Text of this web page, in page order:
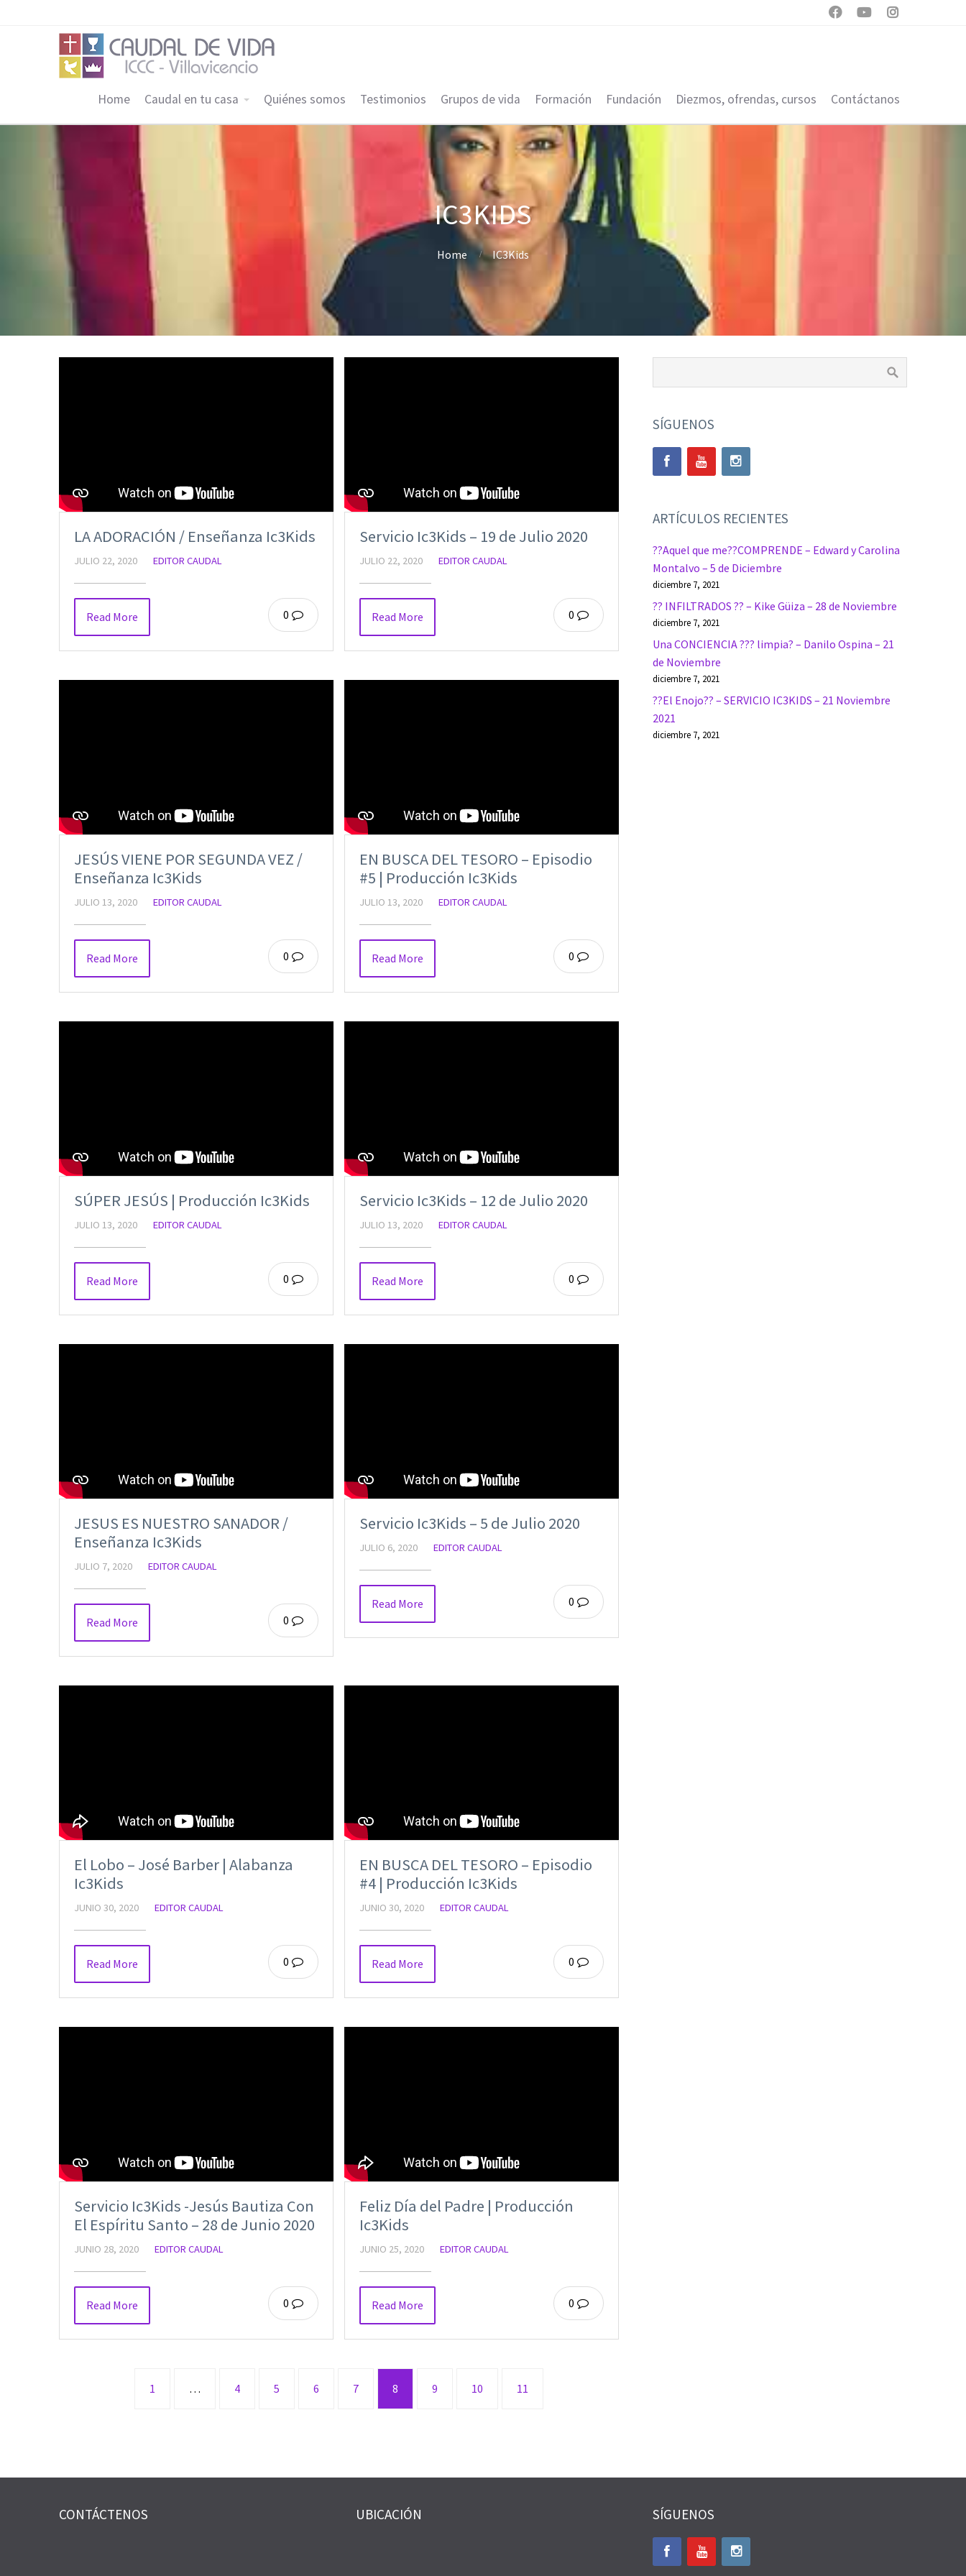
  
Home Caudal en tu casa Quiénes somos Testimonios Grupos de vida Formación Fundación Diezmos, ofrendas, cursos Contáctanos
IC3KIDS
Home IC3Kids
LA ADORACIÓN / Enseñanza Ic3Kids
JULIO 22, 2020 EDITOR CAUDAL
0
Read More
Servicio Ic3Kids – 19 de Julio 2020
JULIO 22, 2020 EDITOR CAUDAL
0
Read More
JESÚS VIENE POR SEGUNDA VEZ /
Enseñanza Ic3Kids
JULIO 13, 2020 EDITOR CAUDAL
0
Read More
EN BUSCA DEL TESORO – Episodio
#5 | Producción Ic3Kids
JULIO 13, 2020 EDITOR CAUDAL
0
Read More
SÚPER JESÚS | Producción Ic3Kids
JULIO 13, 2020 EDITOR CAUDAL
0
Read More
Servicio Ic3Kids – 12 de Julio 2020
JULIO 13, 2020 EDITOR CAUDAL
0
Read More
JESUS ES NUESTRO SANADOR /
Enseñanza Ic3Kids
JULIO 7, 2020 EDITOR CAUDAL
0
Read More
Servicio Ic3Kids – 5 de Julio 2020
JULIO 6, 2020 EDITOR CAUDAL
0
Read More
El Lobo – José Barber | Alabanza
Ic3Kids
JUNIO 30, 2020 EDITOR CAUDAL
0
Read More
EN BUSCA DEL TESORO – Episodio
#4 | Producción Ic3Kids
JUNIO 30, 2020 EDITOR CAUDAL
0
Read More
Servicio Ic3Kids -Jesús Bautiza Con
El Espíritu Santo – 28 de Junio 2020
JUNIO 28, 2020 EDITOR CAUDAL
0
Read More
Feliz Día del Padre | Producción
Ic3Kids
JUNIO 25, 2020 EDITOR CAUDAL
0
Read More
1 … 4 5 6 7 8 9 10 11
SÍGUENOS
ARTÍCULOS RECIENTES
??Aquel que me??COMPRENDE – Edward y Carolina
Montalvo – 5 de Diciembre
diciembre 7, 2021
?? INFILTRADOS ?? – Kike Güiza – 28 de Noviembre
diciembre 7, 2021
Una CONCIENCIA ??? limpia? – Danilo Ospina – 21
de Noviembre
diciembre 7, 2021
??El Enojo?? – SERVICIO IC3KIDS – 21 Noviembre
2021
diciembre 7, 2021
CONTÁCTENOS UBICACIÓN SÍGUENOS